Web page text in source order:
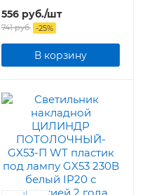
ПОДСВЕТКОЙ-GX53-П
BL пластиковый под
лампу GX53 230B
черный IP20
556руб./шт
741руб. -25%
В корзину